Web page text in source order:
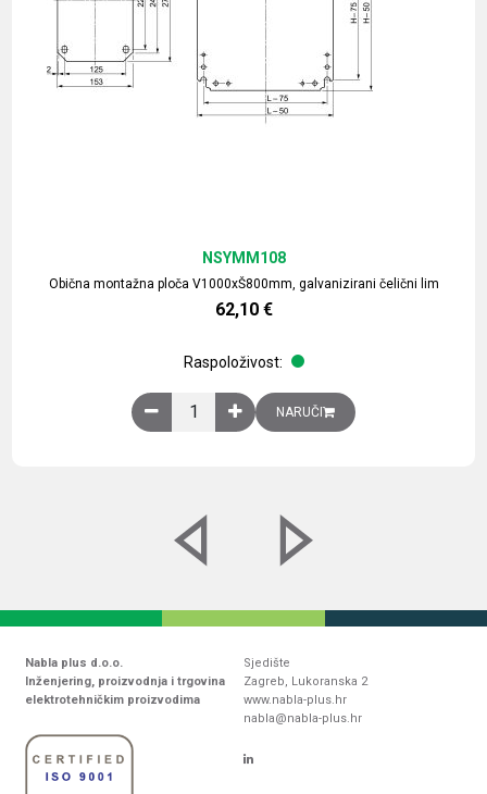
Obična montažna ploča V1000xŠ800mm, galvanizirani čelični lim
NSYMM108
62,10 €
Raspoloživost:
Obična montažna ploča V1000xŠ800mm,
NARUČI
Nabla plus d.o.o.
Inženjering, proizvodnja i trgovina
elektrotehničkim proizvodima
Sjedište
Zagreb, Lukoranska 2
www.nabla-plus.hr
nabla@nabla-plus.hr